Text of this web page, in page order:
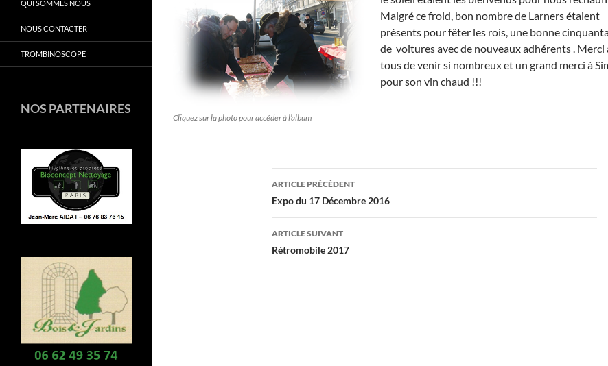
Cliquez sur la photo pour accéder à l’album
Malgré ce froid, bon nombre de Larners étaient
présents pour fêter les rois, une bonne
de voitures avec de nouveaux adhérents . Merci
tous de venir si nombreux et un grand merci à
pour son vin chaud !!!
Navigation
des
articles
ARTICLE PRÉCÉDENT
Expo du 17 Décembre 2016
ARTICLE SUIVANT
Rétromobile 2017
QUI SOMMES NOUS
NOUS CONTACTER
TROMBINOSCOPE
NOS PARTENAIRES